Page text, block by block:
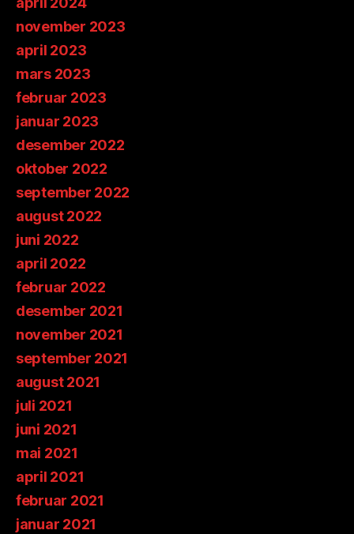
november 2023
april 2023
mars 2023
februar 2023
januar 2023
desember 2022
oktober 2022
september 2022
august 2022
juni 2022
april 2022
februar 2022
desember 2021
november 2021
september 2021
august 2021
juli 2021
juni 2021
mai 2021
april 2021
februar 2021
januar 2021